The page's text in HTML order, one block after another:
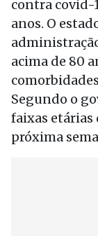
contra covid-
anos. O
acima de 80
Segundo o
faixas etárias
próxima